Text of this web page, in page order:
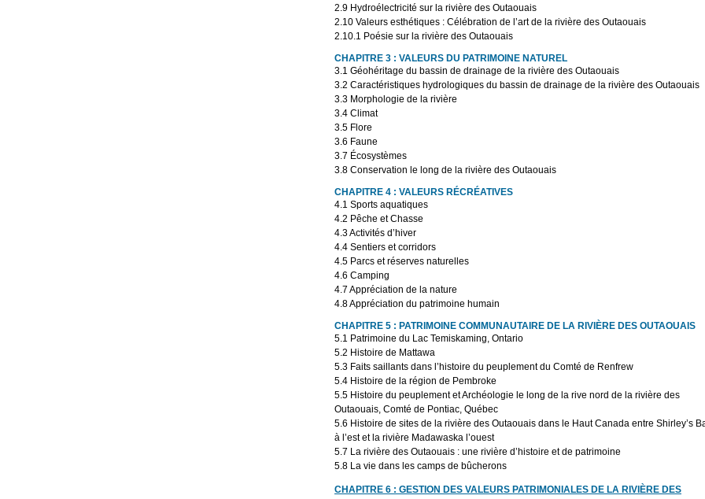
2.9 Hydroélectricité sur la rivière des Outaouais
2.10 Valeurs esthétiques : Célébration de l’art de la rivière des Outaouais
2.10.1 Poésie sur la rivière des Outaouais
CHAPITRE 3 : VALEURS DU PATRIMOINE NATUREL
3.1 Géohéritage du bassin de drainage de la rivière des Outaouais
3.2 Caractéristiques hydrologiques du bassin de drainage de la rivière des Outaouais
3.3 Morphologie de la rivière
3.4 Climat
3.5 Flore
3.6 Faune
3.7 Écosystèmes
3.8 Conservation le long de la rivière des Outaouais
CHAPITRE 4 : VALEURS RÉCRÉATIVES
4.1 Sports aquatiques
4.2 Pêche et Chasse
4.3 Activités d’hiver
4.4 Sentiers et corridors
4.5 Parcs et réserves naturelles
4.6 Camping
4.7 Appréciation de la nature
4.8 Appréciation du patrimoine humain
CHAPITRE 5 : PATRIMOINE COMMUNAUTAIRE DE LA RIVIÈRE DES OUTAOUAIS
5.1 Patrimoine du Lac Temiskaming, Ontario
5.2 Histoire de Mattawa
5.3 Faits saillants dans l’histoire du peuplement du Comté de Renfrew
5.4 Histoire de la région de Pembroke
5.5 Histoire du peuplement et Archéologie le long de la rive nord de la rivière des
Outaouais, Comté de Pontiac, Québec
5.6 Histoire de sites de la rivière des Outaouais dans le Haut Canada entre Shirley’s
à l’est et la rivière Madawaska l’ouest
5.7 La rivière des Outaouais : une rivière d’histoire et de patrimoine
5.8 La vie dans les camps de bûcherons
CHAPITRE 6 : GESTION DES VALEURS PATRIMONIALES DE LA RIVIÈRE DES